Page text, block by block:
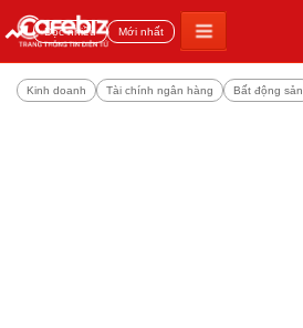
Đọc nhiều Mới nhất
Kinh doanh Tài chính ngân hàng Bất động sản